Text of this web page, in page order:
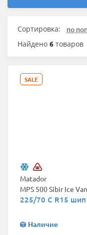
Сортировка: по
Найдено 6 товаров
SALE
Matador
MPS 500 Sibir Ice Van
225/70 C R15
Наличие